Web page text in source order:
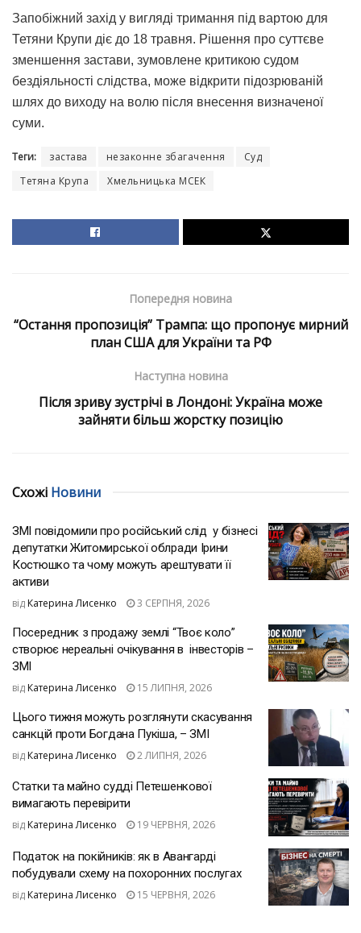
Запобіжний захід у вигляді тримання під вартою для
Тетяни Крупи діє до 18 травня. Рішення про суттєве
зменшення застави, зумовлене критикою судом
бездіяльності слідства, може відкрити підозрюваній
шлях до виходу на волю після внесення визначеної
суми.
Теги: застава незаконне збагачення
Суд
Тетяна Крупа
Хмельницька МСЕК
Попередня новина
“Остання пропозиція” Трампа: що пропонує мирний
план США для України та РФ
Наступна новина
Після зриву зустрічі в Лондоні: Україна може
зайняти більш жорстку позицію
Схожі Новини
ЗМІ повідомили про російський слід у бізнесі
депутатки Житомирської облради Ірини
Костюшко та чому можуть арештувати її
активи
від Катерина Лисенко 3 СЕРПНЯ, 2026
Посередник з продажу землі “Твоє коло”
створює нереальні очікування в інвесторів –
ЗМІ
від Катерина Лисенко 15 ЛИПНЯ, 2026
Цього тижня можуть розглянути скасування
санкцій проти Богдана Пукіша, – ЗМІ
від Катерина Лисенко 2 ЛИПНЯ, 2026
Статки та майно судді Петешенкової
вимагають перевірити
від Катерина Лисенко 19 ЧЕРВНЯ, 2026
Податок на покійників: як в Авангарді
побудували схему на похоронних послугах
від Катерина Лисенко 15 ЧЕРВНЯ, 2026